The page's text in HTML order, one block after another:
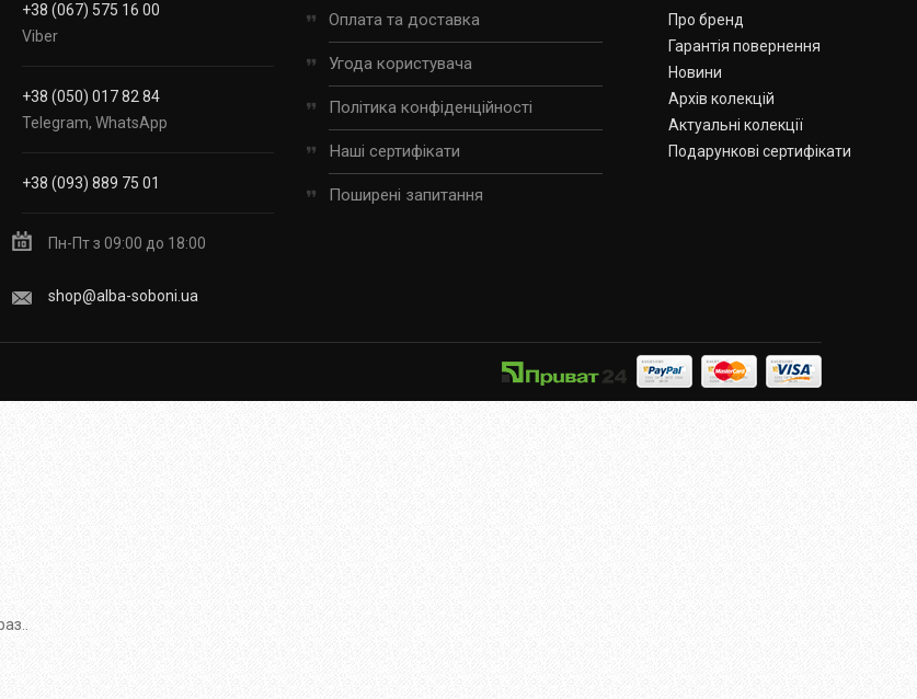
+38 (067) 575 16 00
Viber
+38 (050) 017 82 84
Telegram, WhatsApp
+38 (093) 889 75 01
Пн-Пт з 09:00 до 18:00
shop@alba-soboni.ua
Оплата та доставка
Угода користувача
Політика конфіденційності
Наші сертифікати
Поширені запитання
Про бренд
Гарантія повернення
Новини
Архів колекцій
Актуальні колекції
Подарункові сертифікати